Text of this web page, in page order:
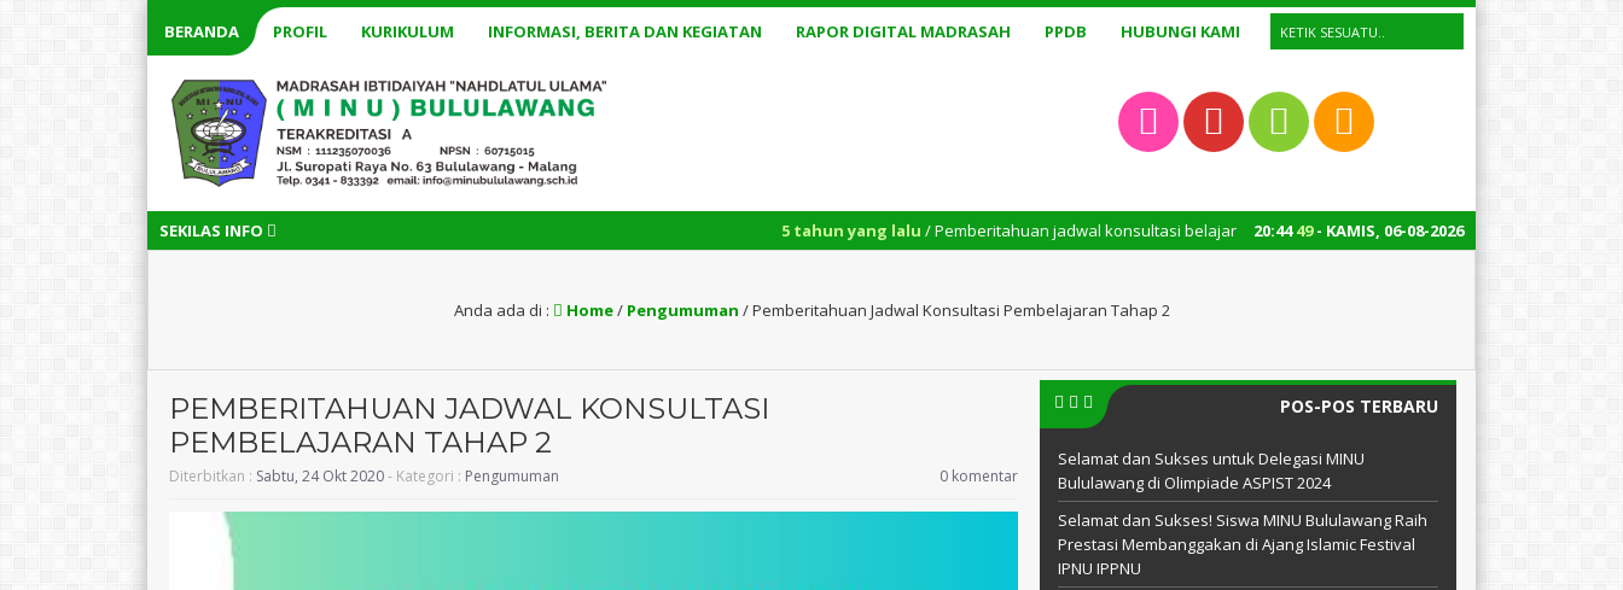
BERANDA PROFIL KURIKULUM INFORMASI, BERITA DAN KEGIATAN RAPOR DIGITAL MADRASAH PPDB HUBUNGI KAMI
SEKILAS INFO 20:44 50- KAMIS, 06-08-2026
5 tahun yang lalu/ Pemberitahuan jadwal konsultasi belajar 5 tahun yang lalu/ Layanan administrasi madrasah
Anda ada di : Home/ Pengumuman /Pemberitahuan Jadwal Konsultasi Pembelajaran Tahap 2
PEMBERITAHUAN JADWAL KONSULTASI
PEMBELAJARAN TAHAP 2
Diterbitkan : Sabtu, 24 Okt 2020- Kategori : Pengumuman 0 komentar
POS-POS TERBARU
Selamat dan Sukses untuk Delegasi MINU
Bululawang di Olimpiade ASPIST 2024
Selamat dan Sukses! Siswa MINU Bululawang Raih
Prestasi Membanggakan di Ajang Islamic Festival
IPNU IPPNU